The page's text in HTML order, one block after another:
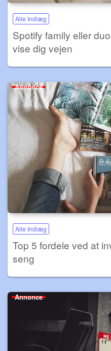
Alle Indlæg
Spotify family eller
vise dig vejen
Annonce
Alle Indlæg
Top 5 fordele ved at
seng
Annonce